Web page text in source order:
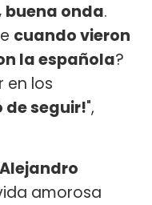
buena onda.
cuando vieron
la española?
en los
de seguir!",
amorosa